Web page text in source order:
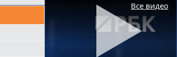
Все видео